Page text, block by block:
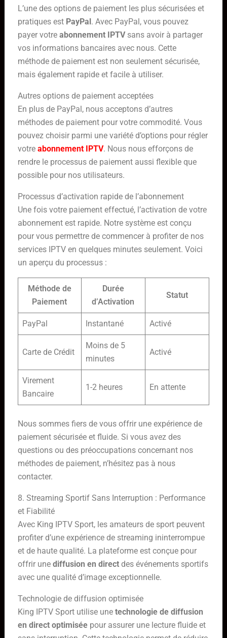
L’une des options de paiement les plus sécurisées et
pratiques est PayPal . Avec PayPal, vous pouvez
payer votre abonnement IPTVsans avoir à partager
vos informations bancaires avec nous. Cette
méthode de paiement est non seulement sécurisée,
mais également rapide et facile à utiliser.
Autres options de paiement acceptées
En plus de PayPal, nous acceptons d’autres
méthodes de paiement pour votre commodité. Vous
pouvez choisir parmi une variété d’options pour régler
votre abonnement IPTV. Nous nous efforçons de
rendre le processus de paiement aussi flexible que
possible pour nos utilisateurs.
Processus d’activation rapide de l’abonnement
Une fois votre paiement effectué, l’activation de votre
abonnement est rapide. Notre système est conçu
pour vous permettre de commencer à profiter de nos
services IPTV en quelques minutes seulement. Voici
un aperçu du processus :
Méthode de
Paiement
Durée
d’Activation
Statut
PayPal Instantané Activé
Carte de Crédit
Moins de 5
minutes
Activé
Virement
Bancaire
1-2 heures En attente
Nous sommes fiers de vous offrir une expérience de
paiement sécurisée et fluide. Si vous avez des
questions ou des préoccupations concernant nos
méthodes de paiement, n’hésitez pas à nous
contacter.
8. Streaming Sportif Sans Interruption : Performance
et Fiabilité
Avec King IPTV Sport, les amateurs de sport peuvent
profiter d’une expérience de streaming ininterrompue
et de haute qualité. La plateforme est conçue pour
offrir une diffusion en directdes événements sportifs
avec une qualité d’image exceptionnelle.
Technologie de diffusion optimisée
King IPTV Sport utilise une technologie de diffusion
en direct optimiséepour assurer une lecture fluide et